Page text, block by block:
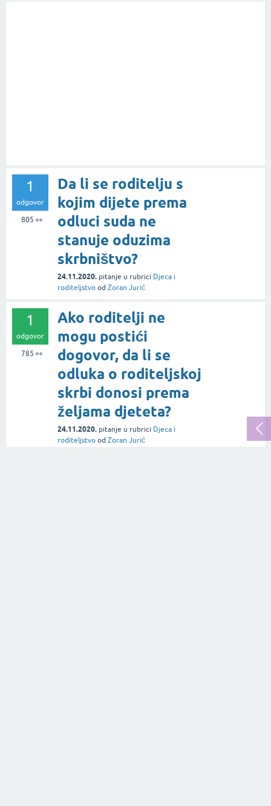
1
odgovor
805 👀
Da li se roditelju s
kojim dijete prema
odluci suda ne
stanuje oduzima
skrbništvo?
24.11.2020. pitanje u rubrici Djeca i
roditeljstvo od Zoran Jurić
1
odgovor
785 👀
Ako roditelji ne
mogu postići
dogovor, da li se
odluka o roditeljskoj
skrbi donosi prema
željama djeteta?
24.11.2020. pitanje u rubrici Djeca i
roditeljstvo od Zoran Jurić